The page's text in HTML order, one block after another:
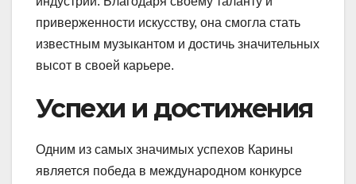
приверженности искусству, она смогла стать
известным музыкантом и достичь значительных
высот в своей карьере.
Успехи и достижения
Одним из самых значимых успехов Карины
является победа в международном конкурсе